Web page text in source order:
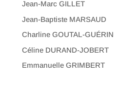
Jean-Marc GILLET
Jean-Baptiste MARSAUD
Charline GOUTAL-GUÉRIN
Céline DURAND-JOBERT
Emmanuelle GRIMBERT